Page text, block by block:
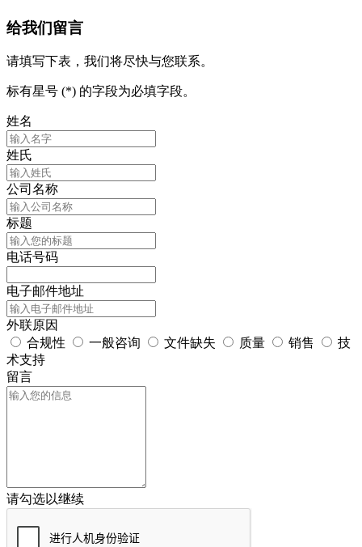
给我们留言
请填写下表，我们将尽快与您联系。
标有星号 (*) 的字段为必填字段。
姓名
姓氏
公司名称
标题
电话号码
电子邮件地址
外联原因
合规性
一般咨询 文件缺失 质量 销售
技
术支持
留言
请勾选以继续